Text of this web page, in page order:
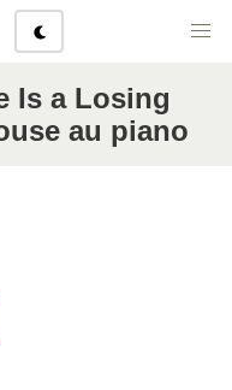
Is a Losing
au piano